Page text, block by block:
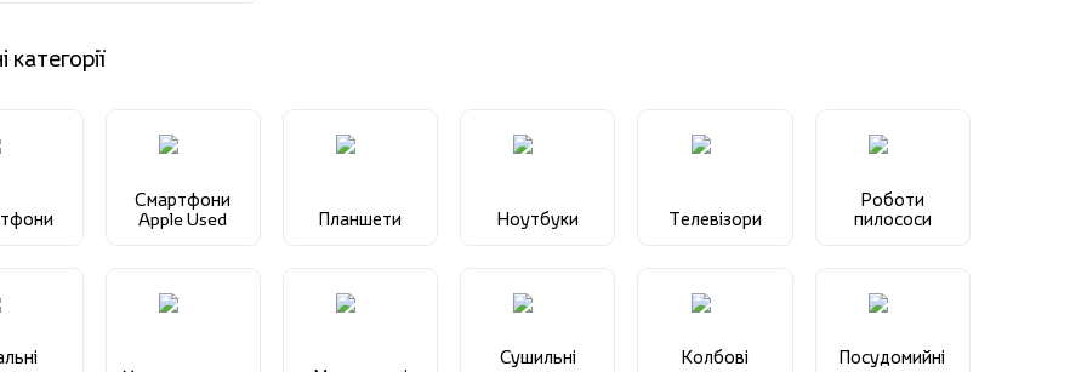
категорії
Смартфони
Apple Used
Планшети Ноутбуки Телевізори
Роботи
пилососи
Сушильні
Колбові
Посудомийні